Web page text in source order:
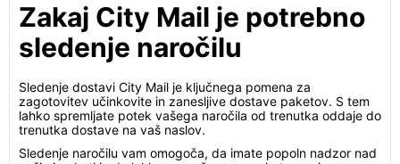
Zakaj City Mail je potrebno
sledenje naročilu
Sledenje dostavi City Mail je ključnega pomena za
zagotovitev učinkovite in zanesljive dostave paketov. S tem
lahko spremljate potek vašega naročila od trenutka oddaje do
trenutka dostave na vaš naslov.
Sledenje naročilu vam omogoča, da imate popoln nadzor nad